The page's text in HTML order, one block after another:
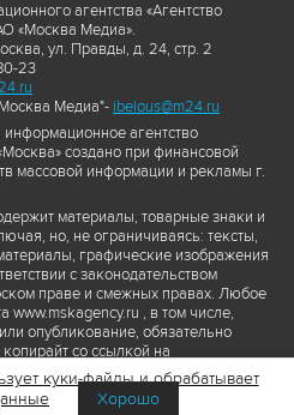
агентства «Агентство
«Москва Медиа».
ул. Правды, д. 24, стр. 2
23
Медиа"- ibelous@m24.ru
агентство
создано при финансовой
массовой информации и рекламы г.
материалы, товарные знаки и
но, не ограничиваясь: тексты,
графические изображения
с законодательством
праве и смежных правах. Любое
www.mskagency.ru , в том числе,
опубликование, обязательно
со ссылкой на
а также гиперссылкой на сайт
информации. Переработка
не допускается.
куки-файлы и обрабатывает
Хорошо